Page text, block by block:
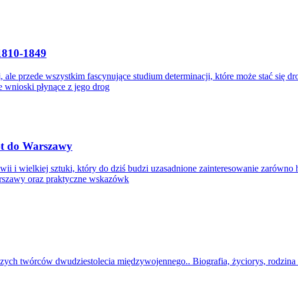
1849
przede wszystkim fascynujące studium determinacji, które może stać się
płynące z jego drog
do Warszawy
i wielkiej sztuki, który do dziś budzi uzasadnione zainteresowanie
oraz praktyczne wskazówk
twórców dwudziestolecia międzywojennego.. Biografia, życiorys, rodzina